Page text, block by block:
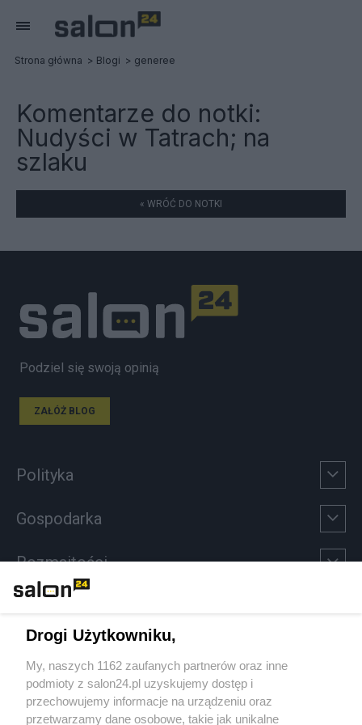
Strona główna Blogi generee
Komentarze do notki:
Nudyści w Tatrach; na
szlaku
« WRÓĆ DO NOTKI
Podziel się swoją opinią
ZAŁÓŻ BLOG
Polityka
Gospodarka
Rozmaitości
Sport
Społeczeństwo
Drogi Użytkowniku,
My, naszych 1162 zaufanych partnerów oraz inne
podmioty z salon24.pl uzyskujemy dostęp i
przechowujemy informacje na urządzeniu oraz
przetwarzamy dane osobowe, takie jak unikalne